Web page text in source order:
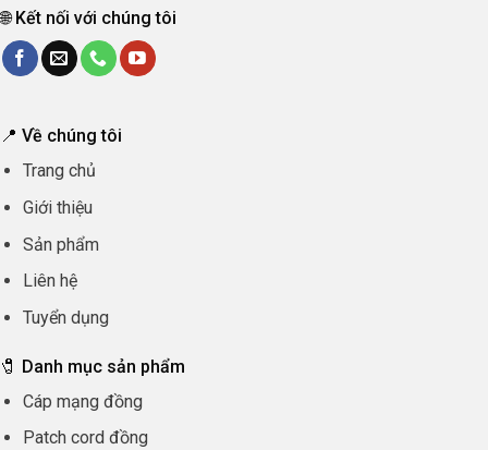
🌐 Kết nối với chúng tôi
📍 Về chúng tôi
Trang chủ
Giới thiệu
Sản phẩm
Liên hệ
Tuyển dụng
🧷 Danh mục sản phẩm
Cáp mạng đồng
Patch cord đồng